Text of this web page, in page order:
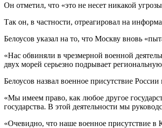
Он отметил, что «это не несет никакой
Так он, в частности, отреагировал на
Белоусов указал на то, что Москву вновь
«Нас обвиняли в чрезмерной военной
двух морей серьезно подрывает
Белоусов назвал военное присутствие
«Мы имеем право, как любое другое
государства. В этой деятельности мы
«Очевидно, что наше военное присутствие в